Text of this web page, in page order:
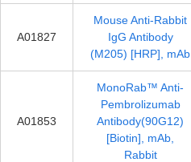
A01827
Mouse Anti-Rabbit
IgG Antibody
(M205) [HRP], mAb
A01853
MonoRab™ Anti-
Pembrolizumab
Antibody(90G12)
[Biotin], mAb,
Rabbit